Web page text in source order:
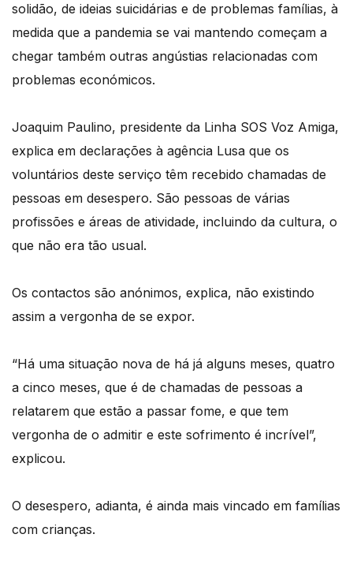
solidão, de ideias suicidárias e de problemas famílias, à
medida que a pandemia se vai mantendo começam a
chegar também outras angústias relacionadas com
problemas económicos.
Joaquim Paulino, presidente da Linha SOS Voz Amiga,
explica em declarações à agência Lusa que os
voluntários deste serviço têm recebido chamadas de
pessoas em desespero. São pessoas de várias
profissões e áreas de atividade, incluindo da cultura, o
que não era tão usual.
Os contactos são anónimos, explica, não existindo
assim a vergonha de se expor.
“Há uma situação nova de há já alguns meses, quatro
a cinco meses, que é de chamadas de pessoas a
relatarem que estão a passar fome, e que tem
vergonha de o admitir e este sofrimento é incrível”,
explicou.
O desespero, adianta, é ainda mais vincado em famílias
com crianças.